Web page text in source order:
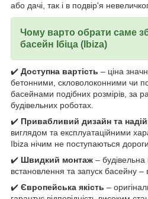
або дачі, так і в подвір'я
Чому варто обрати саме
басейн Ібіца (Ibiza)
✔️ Доступна вартість – ціна
бетонними, скловолоконними чи
басейнами подібних розмірів, за
будівельних роботах.
✔️ Привабливий дизайн та
виглядом та експлуатаційними
Ibiza нічим не поступаються
✔️ Швидкий монтаж – будівельна
встановлення та запуск басейну –
✔️ Європейська якість –